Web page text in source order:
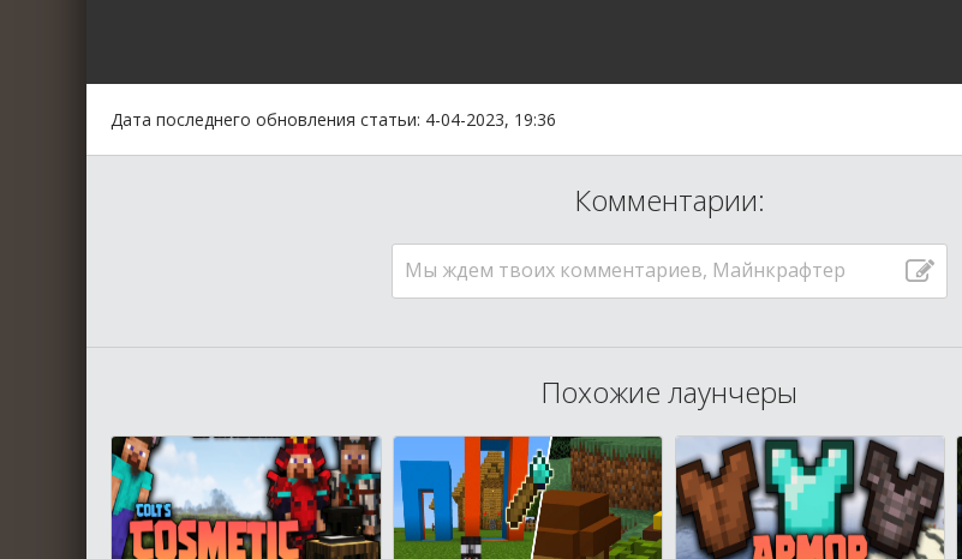
Дата последнего обновления статьи: 4-04-2023, 19:36
Комментарии:
Мы ждем твоих комментариев, Майнкрафтер
Похожие лаунчеры